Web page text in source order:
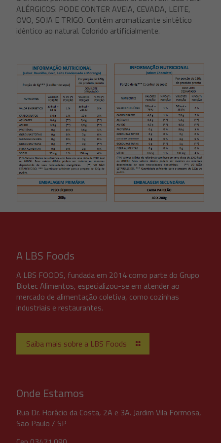
ALÉRGICOS: PODE CONTER AVEIA, CEVADA, LEITE,
OVO, SOJA E TRIGO. Contém aromatizante sintético
idêntico ao natural. Colorido artificialmente.
A LBS Foods
A LBS FOODS, fundada em 2014 como parte do Grupo
Biotec Alimentos, especializou-se em atender ao
mercado de alimentação coletiva, como cozinhas
industriais e restaurantes.
Saiba mais sobre a LBS Foods
Onde Estamos
Rua Dr. Horácio da Costa, 2A e 3A. Jardim Vila Formosa,
São Paulo / SP